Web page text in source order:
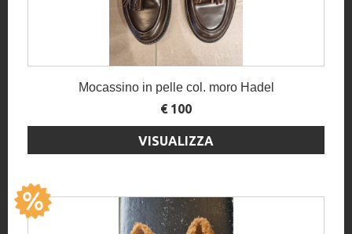
Mocassino in pelle col. moro Hadel
€ 100
VISUALIZZA